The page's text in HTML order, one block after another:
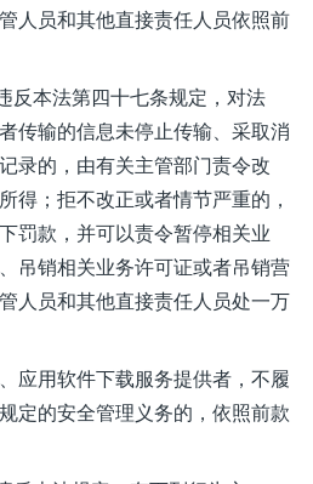
人员和其他直接责任人员依照前
本法第四十七条规定，对法
传输的信息未停止传输、采取消
录的，由有关主管部门责令改
得；拒不改正或者情节严重的，
罚款，并可以责令暂停相关业
吊销相关业务许可证或者吊销营
人员和其他直接责任人员处一万
应用软件下载服务提供者，不履
定的安全管理义务的，依照前款